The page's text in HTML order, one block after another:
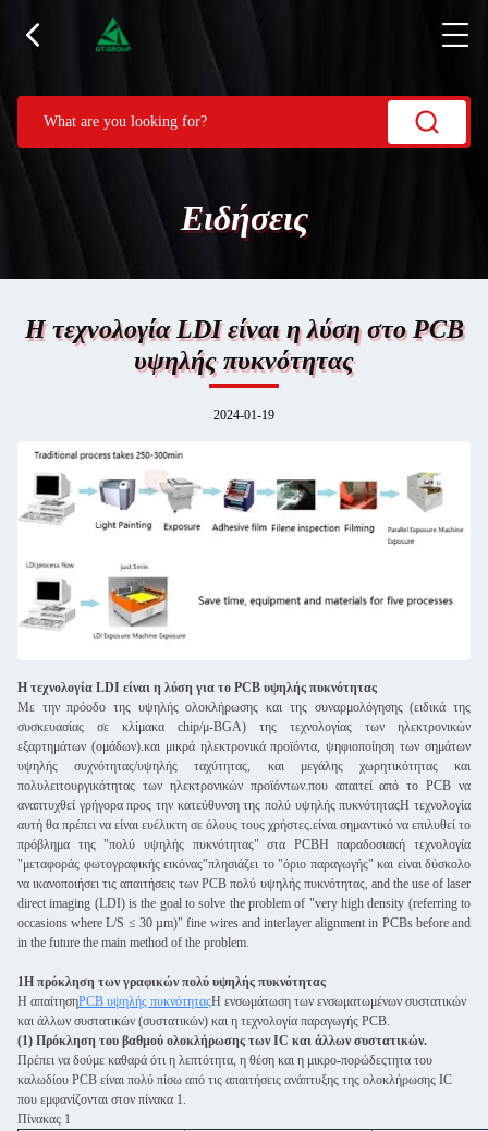
Ειδήσεις
Η τεχνολογία LDI είναι η λύση στο PCB
υψηλής πυκνότητας
2024-01-19
Η τεχνολογία LDI είναι η λύση για το PCB υψηλής πυκνότητας
Με την πρόοδο της υψηλής ολοκλήρωσης και της συναρμολόγησης (ειδικά της
συσκευασίας σε κλίμακα chip/μ-BGA) της τεχνολογίας των ηλεκτρονικών
εξαρτημάτων (ομάδων).και μικρά ηλεκτρονικά προϊόντα, ψηφιοποίηση των σημάτων
υψηλής συχνότητας/υψηλής ταχύτητας, και μεγάλης χωρητικότητας και
πολυλειτουργικότητας των ηλεκτρονικών προϊόντων.που απαιτεί από το PCB να
αναπτυχθεί γρήγορα προς την κατεύθυνση της πολύ υψηλής πυκνότηταςΗ τεχνολογία
αυτή θα πρέπει να είναι ευέλικτη σε όλους τους χρήστες.είναι σημαντικό να επιλυθεί το
πρόβλημα της "πολύ υψηλής πυκνότητας" στα PCBΗ παραδοσιακή τεχνολογία
"μεταφοράς φωτογραφικής εικόνας"πλησιάζει το "όριο παραγωγής" και είναι δύσκολο
να ικανοποιήσει τις απαιτήσεις των PCB πολύ υψηλής πυκνότητας, and the use of laser
direct imaging (LDI) is the goal to solve the problem of "very high density (referring to
occasions where L/S ≤ 30 µm)" fine wires and interlayer alignment in PCBs before and
in the future the main method of the problem.
1Η πρόκληση των γραφικών πολύ υψηλής πυκνότητας
Η απαίτησηPCB υψηλής πυκνότηταςΗ ενσωμάτωση των ενσωματωμένων συστατικών
και άλλων συστατικών (συστατικών) και η τεχνολογία παραγωγής PCB.
(1) Πρόκληση του βαθμού ολοκλήρωσης των IC και άλλων συστατικών.
Πρέπει να δούμε καθαρά ότι η λεπτότητα, η θέση και η μικρο-πορώδεςτητα του
καλωδίου PCB είναι πολύ πίσω από τις απαιτήσεις ανάπτυξης της ολοκλήρωσης IC
που εμφανίζονται στον πίνακα 1.
Πίνακας 1